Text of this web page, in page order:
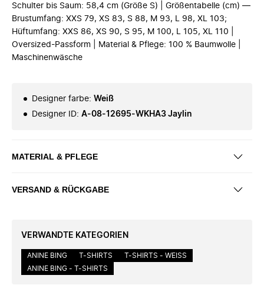
Schulter bis Saum: 58,4 cm (Größe S) | Größentabelle (cm) —
Brustumfang: XXS 79, XS 83, S 88, M 93, L 98, XL 103;
Hüftumfang: XXS 86, XS 90, S 95, M 100, L 105, XL 110 |
Oversized-Passform | Material & Pflege: 100 % Baumwolle |
Maschinenwäsche
Designer farbe: Weiß
Designer ID: A-08-12695-WKHA3 Jaylin
MATERIAL & PFLEGE
VERSAND & RÜCKGABE
VERWANDTE KATEGORIEN
ANINE BING T-SHIRTS
T-SHIRTS - WEISS
ANINE BING - T-SHIRTS